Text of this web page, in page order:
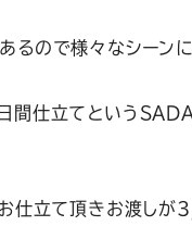
るので様々なシーンに
間仕立てという
立て頂きお渡しが